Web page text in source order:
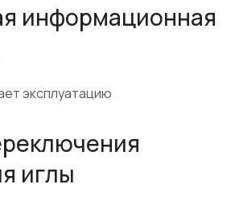
информационная
эксплуатацию
иглы